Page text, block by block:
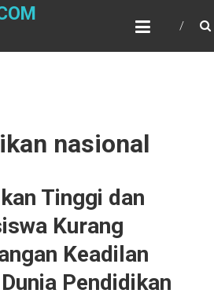
nasional
Tinggi dan
Kurang
Keadilan
Pendidikan